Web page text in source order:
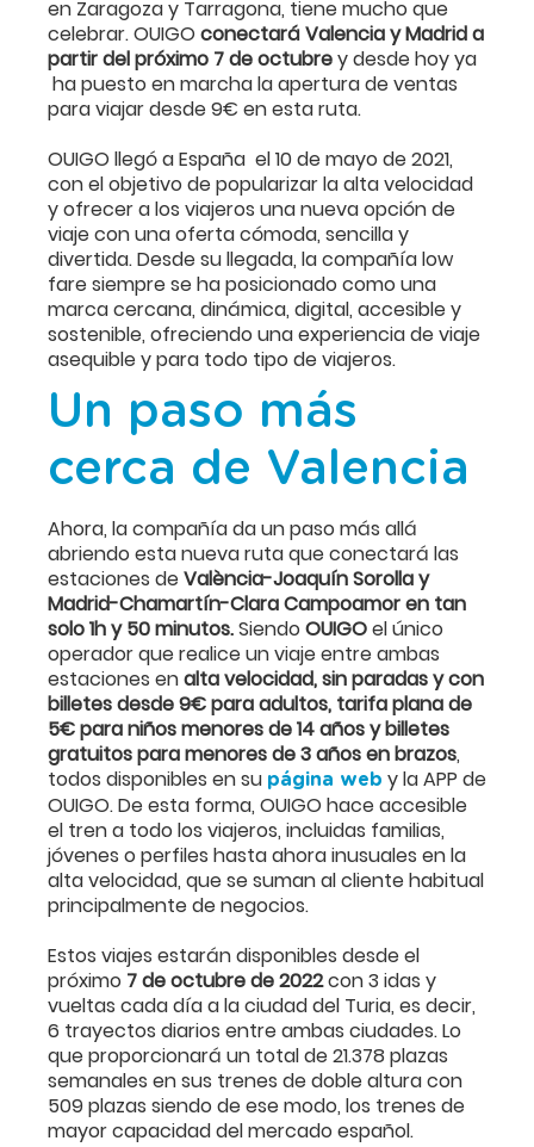
en Zaragoza y Tarragona, tiene mucho que
celebrar. OUIGO conectará Valencia y Madrid a
partir del próximo 7 de octubrey desde hoy ya
ha puesto en marcha la apertura de ventas
para viajar desde 9€ en esta ruta.
OUIGO llegó a España el 10 de mayo de 2021,
con el objetivo de popularizar la alta velocidad
y ofrecer a los viajeros una nueva opción de
viaje con una oferta cómoda, sencilla y
divertida. Desde su llegada, la compañía low
fare siempre se ha posicionado como una
marca cercana, dinámica, digital, accesible y
sostenible, ofreciendo una experiencia de viaje
asequible y para todo tipo de viajeros.
Un paso más
cerca de Valencia
Ahora, la compañía da un paso más allá
abriendo esta nueva ruta que conectará las
estaciones deValència-Joaquín Sorolla y
Madrid-Chamartín-Clara Campoamor en tan
solo 1h y 50 minutos.SiendoOUIGOel único
operador que realice un viaje entre ambas
estaciones enalta velocidad, sin paradas y con
billetes desde 9€ para adultos, tarifa plana de
5€ para niños menores de 14 años y billetes
gratuitos para menores de 3 años en brazos,
todos disponibles en su página web y la APP de
OUIGO. De esta forma, OUIGO hace accesible
el tren a todo los viajeros, incluidas familias,
jóvenes o perfiles hasta ahora inusuales en la
alta velocidad, que se suman al cliente habitual
principalmente de negocios.
Estos viajes estarán disponibles desde el
próximo 7 de octubre de 2022con 3 idas y
vueltas cada día a la ciudad del Turia, es decir,
6 trayectos diarios entre ambas ciudades. Lo
que proporcionará un total de 21.378 plazas
semanales en sus trenes de doble altura con
509 plazas siendo de ese modo, los trenes de
mayor capacidad del mercado español.